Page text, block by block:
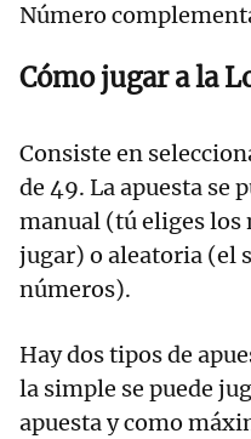
Número
Cómo jugar a la
Consiste en
de 49. La apuesta se
manual (tú eliges los
jugar) o aleatoria (el
números).
Hay dos tipos de
la simple se puede
apuesta y como